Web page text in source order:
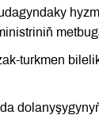
turkmen